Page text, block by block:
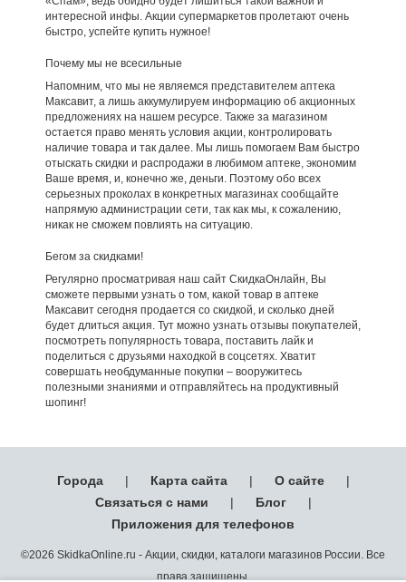
интересной инфы. Акции супермаркетов пролетают очень
быстро, успейте купить нужное!
Почему мы не всесильные
Напомним, что мы не являемся представителем аптека
Максавит, а лишь аккумулируем информацию об акционных
предложениях на нашем ресурсе. Также за магазином
остается право менять условия акции, контролировать
наличие товара и так далее. Мы лишь помогаем Вам быстро
отыскать скидки и распродажи в любимом аптеке, экономим
Ваше время, и, конечно же, деньги. Поэтому обо всех
серьезных проколах в конкретных магазинах сообщайте
напрямую администрации сети, так как мы, к сожалению,
никак не сможем повлиять на ситуацию.
Бегом за скидками!
Регулярно просматривая наш сайт СкидкаОнлайн, Вы
сможете первыми узнать о том, какой товар в аптеке
Максавит сегодня продается со скидкой, и сколько дней
будет длиться акция. Тут можно узнать отзывы покупателей,
посмотреть популярность товара, поставить лайк и
поделиться с друзьями находкой в соцсетях. Хватит
совершать необдуманные покупки – вооружитесь
полезными знаниями и отправляйтесь на продуктивный
шопинг!
Города | Карта сайта | О сайте
|
Связаться с нами
| Блог
|
Приложения для телефонов
©2026 SkidkaOnline.ru - Акции, скидки, каталоги магазинов России. Все
права защищены.